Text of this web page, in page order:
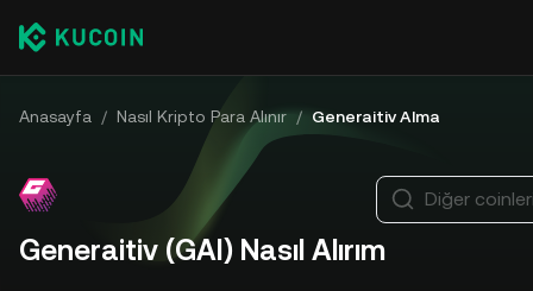
Anasayfa / Nasıl Kripto Para Alınır / Generaitiv Alma
Generaitiv (GAI) Nasıl Alırım
Diğer